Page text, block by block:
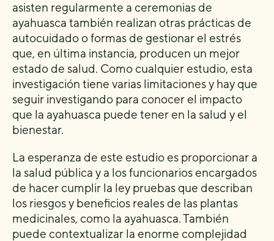
asisten regularmente a ceremonias de
ayahuasca también realizan otras prácticas de
autocuidado o formas de gestionar el estrés
que, en última instancia, producen un mejor
estado de salud. Como cualquier estudio, esta
investigación tiene varias limitaciones y hay que
seguir investigando para conocer el impacto
que la ayahuasca puede tener en la salud y el
bienestar.
La esperanza de este estudio es proporcionar a
la salud pública y a los funcionarios encargados
de hacer cumplir la ley pruebas que describan
los riesgos y beneficios reales de las plantas
medicinales, como la ayahuasca. También
puede contextualizar la enorme complejidad